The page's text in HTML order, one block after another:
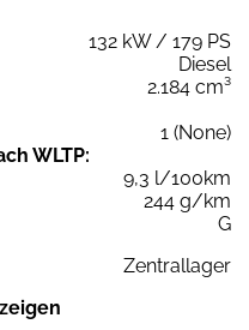
132 kW / 179 PS
Diesel
2.184 cm³
1 (None)
WLTP:
9,3 l/100km
244 g/km
G
Zentrallager